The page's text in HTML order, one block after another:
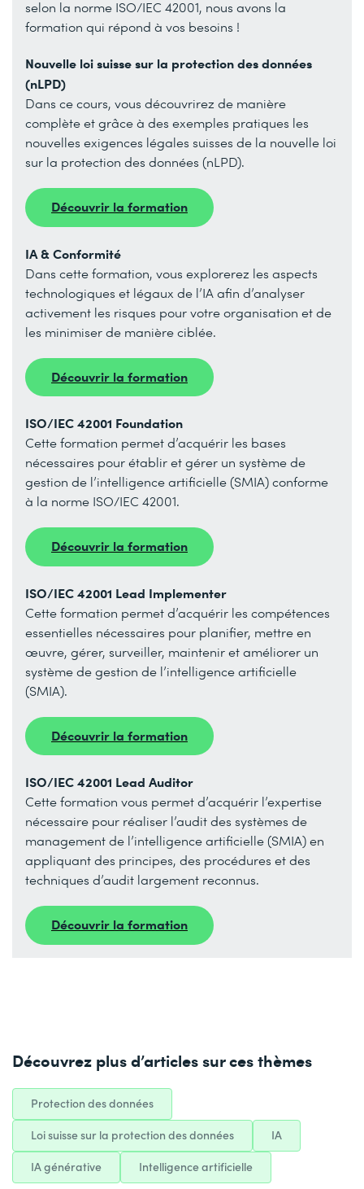
selon la norme ISO/IEC 42001, nous avons la
formation qui répond à vos besoins !
Nouvelle loi suisse sur la protection des données
(nLPD)
Dans ce cours, vous découvrirez de manière
complète et grâce à des exemples pratiques les
nouvelles exigences légales suisses de la nouvelle loi
sur la protection des données (nLPD).
Découvrir la formation
IA & Conformité
Dans cette formation, vous explorerez les aspects
technologiques et légaux de l’IA afin d’analyser
activement les risques pour votre organisation et de
les minimiser de manière ciblée.
Découvrir la formation
ISO/IEC 42001 Foundation
Cette formation permet d’acquérir les bases
nécessaires pour établir et gérer un système de
gestion de l’intelligence artificielle (SMIA) conforme
à la norme ISO/IEC 42001.
Découvrir la formation
ISO/IEC 42001 Lead Implementer
Cette formation permet d’acquérir les compétences
essentielles nécessaires pour planifier, mettre en
œuvre, gérer, surveiller, maintenir et améliorer un
système de gestion de l’intelligence artificielle
(SMIA).
Découvrir la formation
ISO/IEC 42001 Lead Auditor
Cette formation vous permet d’acquérir l’expertise
nécessaire pour réaliser l’audit des systèmes de
management de l’intelligence artificielle (SMIA) en
appliquant des principes, des procédures et des
techniques d’audit largement reconnus.
Découvrir la formation
Découvrez plus d’articles sur ces thèmes
Protection des données
Loi suisse sur la protection des données IA
IA générative Intelligence artificielle